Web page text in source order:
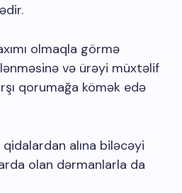
olmaqla görmə
və ürəyi müxtəlif
qorumağa kömək edə
alına biləcəyi
olan dərmanlarla da